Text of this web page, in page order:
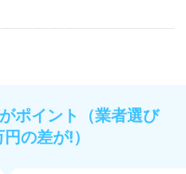
ポイント（業者選び
の差が!）